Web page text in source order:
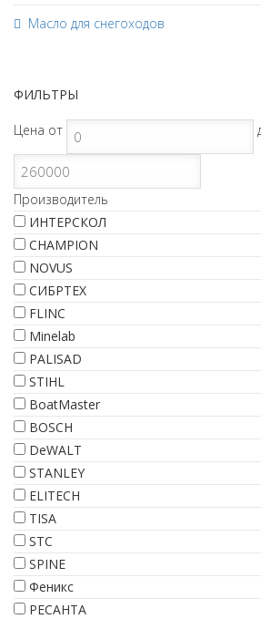
Масло для снегоходов
ФИЛЬТРЫ
Цена от
Производитель
ИНТЕРСКОЛ
CHAMPION
NOVUS
СИБРТЕХ
FLINC
Minelab
PALISAD
STIHL
BoatMaster
BOSCH
DeWALT
STANLEY
ELITECH
TISA
STC
SPINE
Феникс
РЕСАНТА